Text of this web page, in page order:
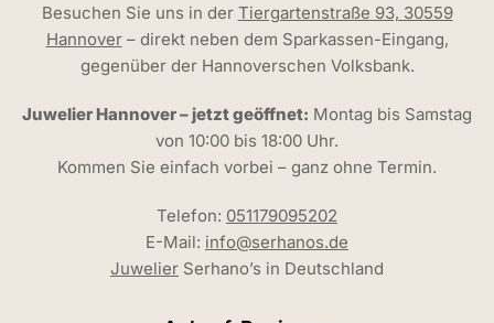
Besuchen Sie uns in der Tiergartenstraße 93, 30559
Hannover– direkt neben dem Sparkassen-Eingang,
gegenüber der Hannoverschen Volksbank.
Juwelier Hannover – jetzt geöffnet: Montag bis Samstag
von 10:00 bis 18:00 Uhr.
Kommen Sie einfach vorbei – ganz ohne Termin.
Telefon: 051179095202
E-Mail: info@serhanos.de
Juwelier Serhano’s in Deutschland